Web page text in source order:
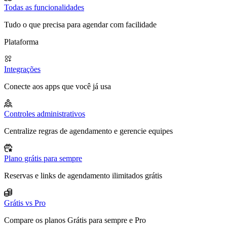
Todas as funcionalidades
Tudo o que precisa para agendar com facilidade
Plataforma
Integrações
Conecte aos apps que você já usa
Controles administrativos
Centralize regras de agendamento e gerencie equipes
Plano grátis para sempre
Reservas e links de agendamento ilimitados grátis
Grátis vs Pro
Compare os planos Grátis para sempre e Pro